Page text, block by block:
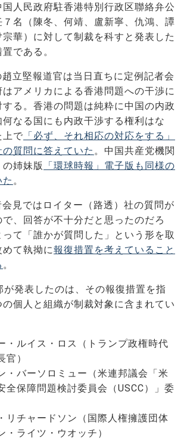
人民政府駐香港特別行政区聯絡弁公
名（陳冬、何靖、盧新寧、仇鴻、譚
華）に対して制裁を科すと発表した
である。
立堅報道官は当日直ちに定例記者会
はアメリカによる香港問題への干渉に
る。香港の問題は純粋に中国の内政
なる国にも内政干渉する権利はな
上で 「必ず、それ相応の対応をする」
質問に答えていた 。中国共産党機関
姉妹版
「環球時報」電子版も同様の
。
会見ではロイター（路透）社の質問が
、回答が不十分だと思ったのだろ
って「誰かが質問した」という形を取
て執拗に報復措置を考えていること
。
が発表したのは、その報復措置を指
の個人と組織が制裁対象に含まれてい
・ルイス・ロス（トランプ政権時代
官）
・バーソロミュー（米連邦議会「米
全保障問題検討委員会（USCC）」委
リチャードソン（国際人権擁護団体
・ライツ・ウオッチ）